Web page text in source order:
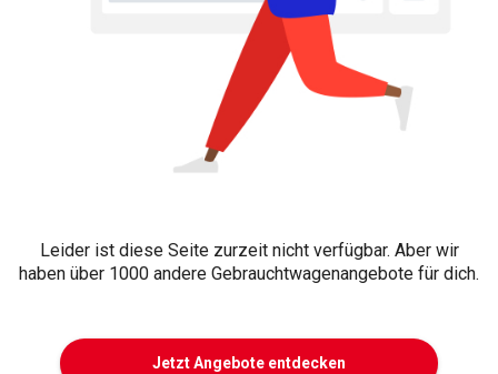
Leider ist diese Seite zurzeit nicht verfügbar. Aber wir
haben über 1000 andere Gebrauchtwagenangebote für dich.
Jetzt Angebote entdecken